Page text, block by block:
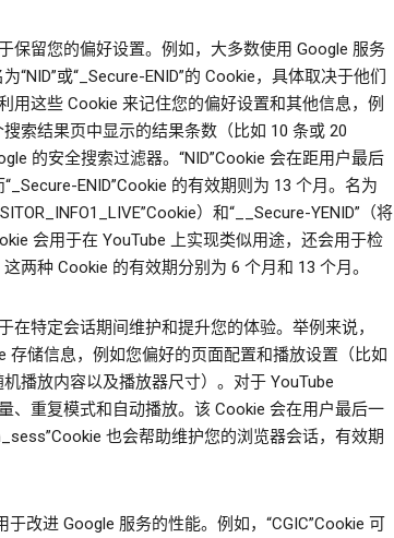
保留您的偏好设置。例如，大多数使用 Google 服务
“NID”或“_Secure-ENID”的 Cookie，具体取决于他们
用这些 Cookie 来记住您的偏好设置和其他信息，例
索结果页中显示的结果条数（比如 10 条或 20
的安全搜索过滤器。“NID”Cookie 会在距用户最后
ENID”Cookie 的有效期则为 13 个月。名为
）和“__Secure-YENID”（将
会用于在 YouTube 上实现类似用途，还会用于检
两种 Cookie 的有效期分别为 6 个月和 13 个月。
在特定会话期间维护和提升您的体验。举例来说，
存储信息，例如您偏好的页面配置和播放设置（比如
播放内容以及播放器尺寸）。对于 YouTube
、重复模式和自动播放。该 Cookie 会在用户最后一
也会帮助维护您的浏览器会话，有效期
改进 Google 服务的性能。例如，“CGIC”Cookie 可